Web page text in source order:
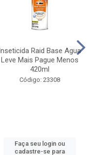
Inseticida Raid Base Agua
Leve Mais Pague Menos
420ml
Código: 23308
Faça seu login ou
cadastre-se para